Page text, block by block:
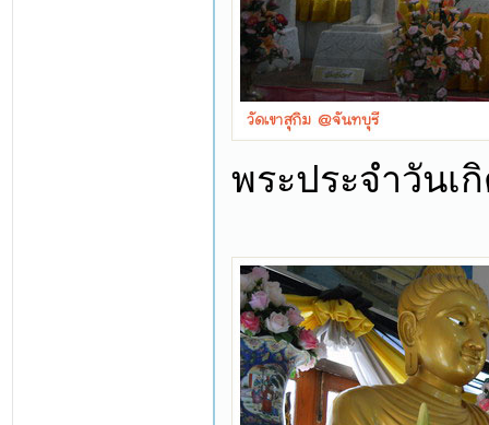
พระประจำวันเ